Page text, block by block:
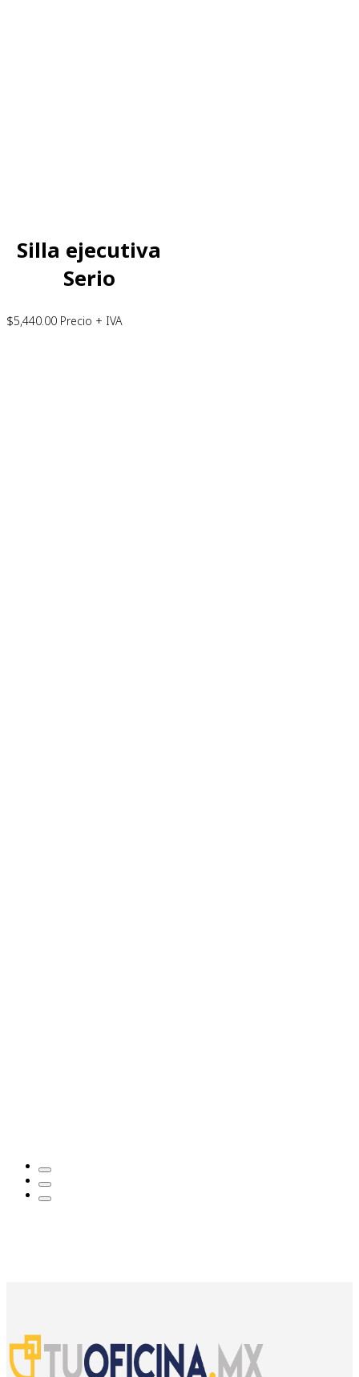
Silla ejecutiva
Serio
$5,440.00 Precio + IVA